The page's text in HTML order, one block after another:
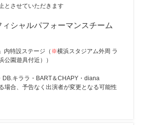
とさせていただきます
シャルパフォーマンスチーム
内特設ステージ（ ※横浜スタジアム外周 ラ
公園遊具付近））
DB.キララ・BART＆CHAPY・diana
場合、予告なく出演者が変更となる可能性